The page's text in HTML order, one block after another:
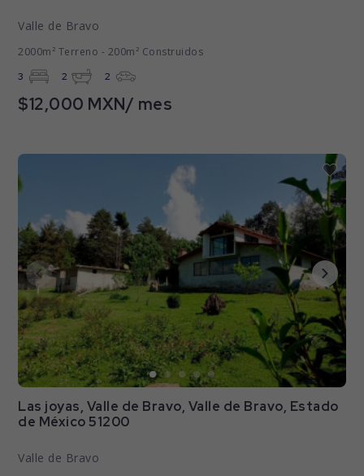
Valle de Bravo
2000m² Terreno - 200m² Construidos
3 2 2
$12,000 MXN/ mes
Las joyas, Valle de Bravo, Valle de Bravo, Estado
de México 51200
Valle de Bravo